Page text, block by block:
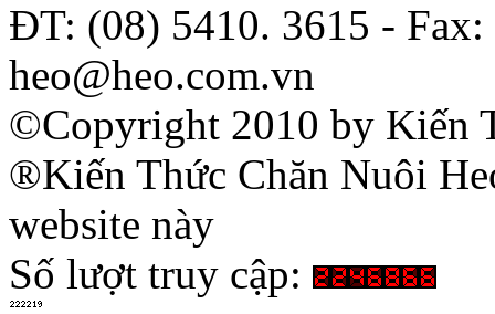
ĐT: (08) 5410. 3615 -
heo@heo.com.vn
©Copyright 2010 by Kiến
®Kiến Thức Chăn Nuôi
website này
Số lượt truy cập: